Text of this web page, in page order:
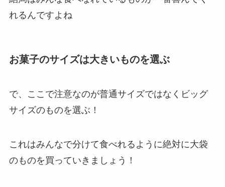
れるんですよね
お菓子のサイズは大きいものを選ぶ
で、ここで注意なのが普通サイズではなくビッグ
サイズのものを選ぶ！
これはみんなで分けて食べれるように絶対に大袋
のものを買っていきましょう！